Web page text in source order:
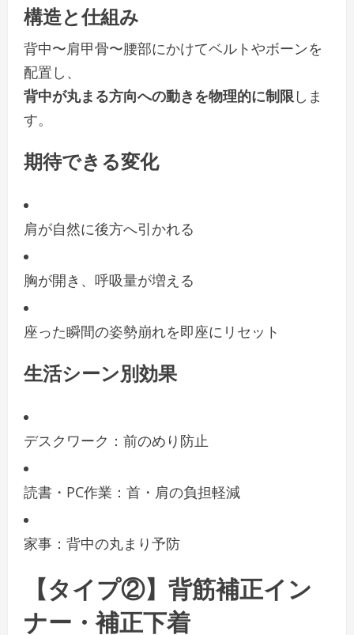
構造と仕組み
背中〜肩甲骨〜腰部にかけてベルトやボーンを
配置し、
背中が丸まる方向への動きを物理的に制限しま
す。
期待できる変化
肩が自然に後方へ引かれる
胸が開き、呼吸量が増える
座った瞬間の姿勢崩れを即座にリセット
生活シーン別効果
デスクワーク：前のめり防止
読書・PC作業：首・肩の負担軽減
家事：背中の丸まり予防
【タイプ②】背筋補正イン
ナー・補正下着